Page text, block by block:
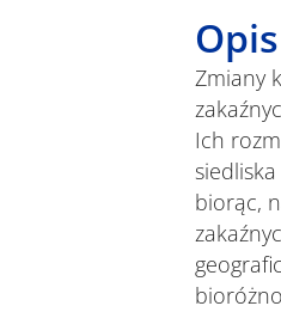
Opis
Zmiany
Ich
biorąc,